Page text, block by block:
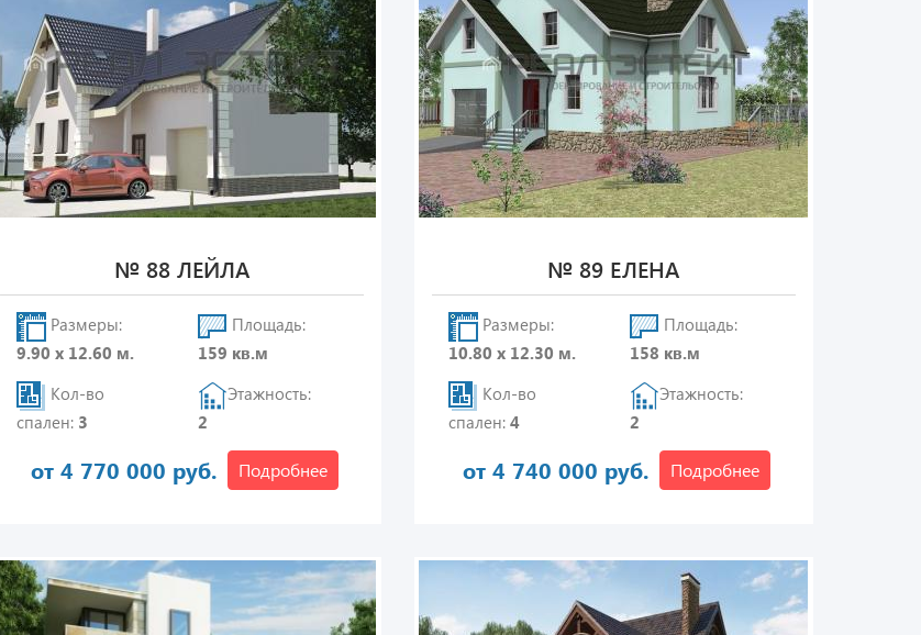
№ 88 ЛЕЙЛА
Размеры:
9.90 х 12.60 м.
Кол-во
спален: 3
Площадь:
159 кв.м
Этажность:
2
от 4 770 000 руб. Подробнее
№ 89 ЕЛЕНА
Размеры:
10.80 х 12.30 м.
Кол-во
спален: 4
Площадь:
158 кв.м
Этажность:
2
от 4 740 000 руб. Подробнее